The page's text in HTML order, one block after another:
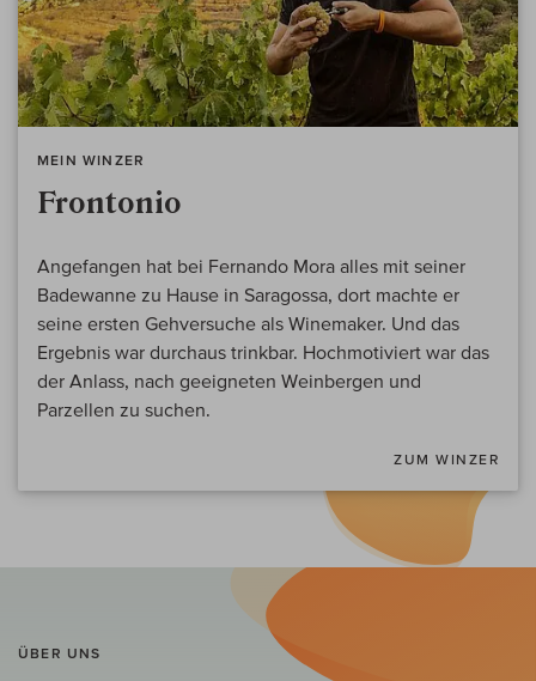
MEIN WINZER
Frontonio
Angefangen hat bei Fernando Mora alles mit seiner
Badewanne zu Hause in Saragossa, dort machte er
seine ersten Gehversuche als Winemaker. Und das
Ergebnis war durchaus trinkbar. Hochmotiviert war das
der Anlass, nach geeigneten Weinbergen und
Parzellen zu suchen.
ZUM WINZER
ÜBER UNS